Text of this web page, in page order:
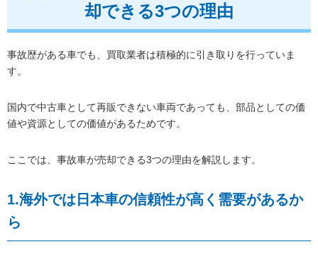
却できる3つの理由
事故歴がある車でも、買取業者は積極的に引き取りを行っていま
す。
国内で中古車として再販できない車両であっても、部品としての価
値や資源としての価値があるためです。
ここでは、事故車が売却できる3つの理由を解説します。
1.海外では日本車の信頼性が高く需要があるか
ら